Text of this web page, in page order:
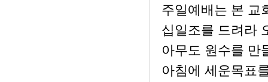
주일예배는 본 교
십일조를 드려라
아무도 원수를 만
아침에 세운목표